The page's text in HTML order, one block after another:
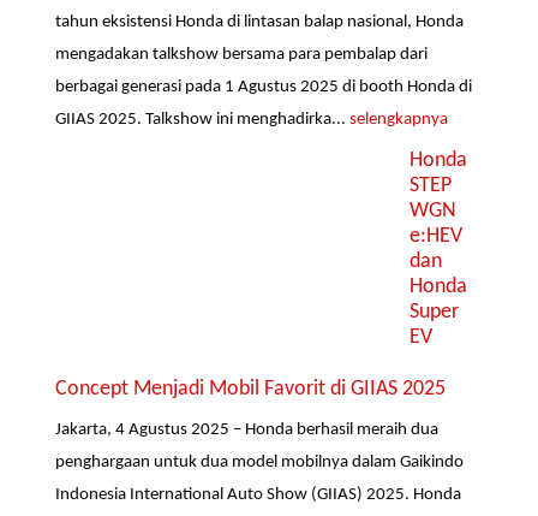
tahun eksistensi Honda di lintasan balap nasional, Honda
mengadakan talkshow bersama para pembalap dari
berbagai generasi pada 1 Agustus 2025 di booth Honda di
GIIAS 2025. Talkshow ini menghadirka...selengkapnya
Honda
STEP
WGN
e:HEV
dan
Honda
Super
EV
Concept Menjadi Mobil Favorit di GIIAS 2025
Jakarta, 4 Agustus 2025 – Honda berhasil meraih dua
penghargaan untuk dua model mobilnya dalam Gaikindo
Indonesia International Auto Show (GIIAS) 2025. Honda